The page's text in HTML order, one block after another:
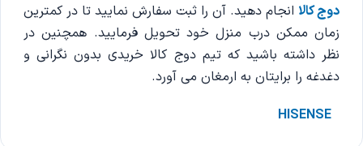
دوج کالا انجام دهید. آن را ثبت سفارش نمایید تا در کمترین
زمان ممکن درب منزل خود تحویل فرمایید. همچنین در
نظر داشته باشید که تیم دوج کالا خریدی بدون نگرانی و
دغدغه را برایتان به ارمغان می آورد.
HISENSE